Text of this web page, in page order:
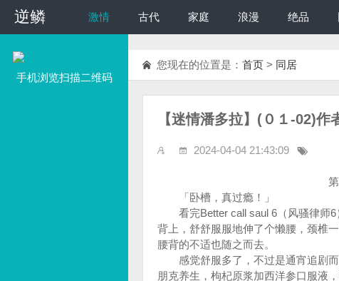
逆鳞
逆鳞 激情 古代 家庭 浪漫 绝品
手机浏览扫描二维码
您现在的位置是： 首页 > 同居
【迷情潘多拉】(０１-02)作
2024-04-04 21:43:09
第一
「卧槽，真过瘾！」
看完Better call saul 6（风骚律师6
背上，舒舒服服地伸了个懒腰，颈椎
腰背的不适也随之而去。
感觉舒服多了，不过是通宵追剧而
朋克养生，枸杞原浆加西洋参口服液